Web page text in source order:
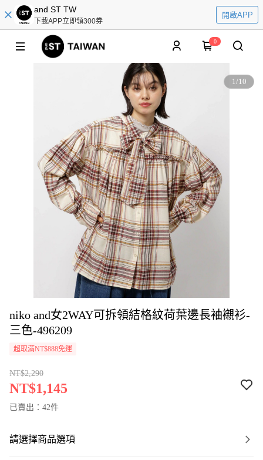
and ST TW
下載APP立即領300券
開啟APP
0
1/10
niko and女2WAY可拆領結格紋荷葉邊長袖襯衫-
三色-496209
超取滿NT$888免運
NT$2,290
NT$1,145
已賣出：42件
請選擇商品選項